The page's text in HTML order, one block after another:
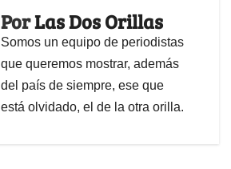
PorLas Dos Orillas
Somos un equipo de periodistas
que queremos mostrar, además
del país de siempre, ese que
está olvidado, el de la otra orilla.